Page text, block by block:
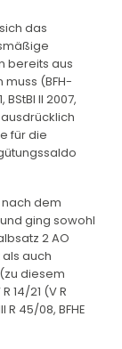
das
bereits aus
(BFH-
BStBl II 2007,
für die
dem
ging sowohl
2 AO
auch
diesem
14/21 (V R
R 45/08, BFHE